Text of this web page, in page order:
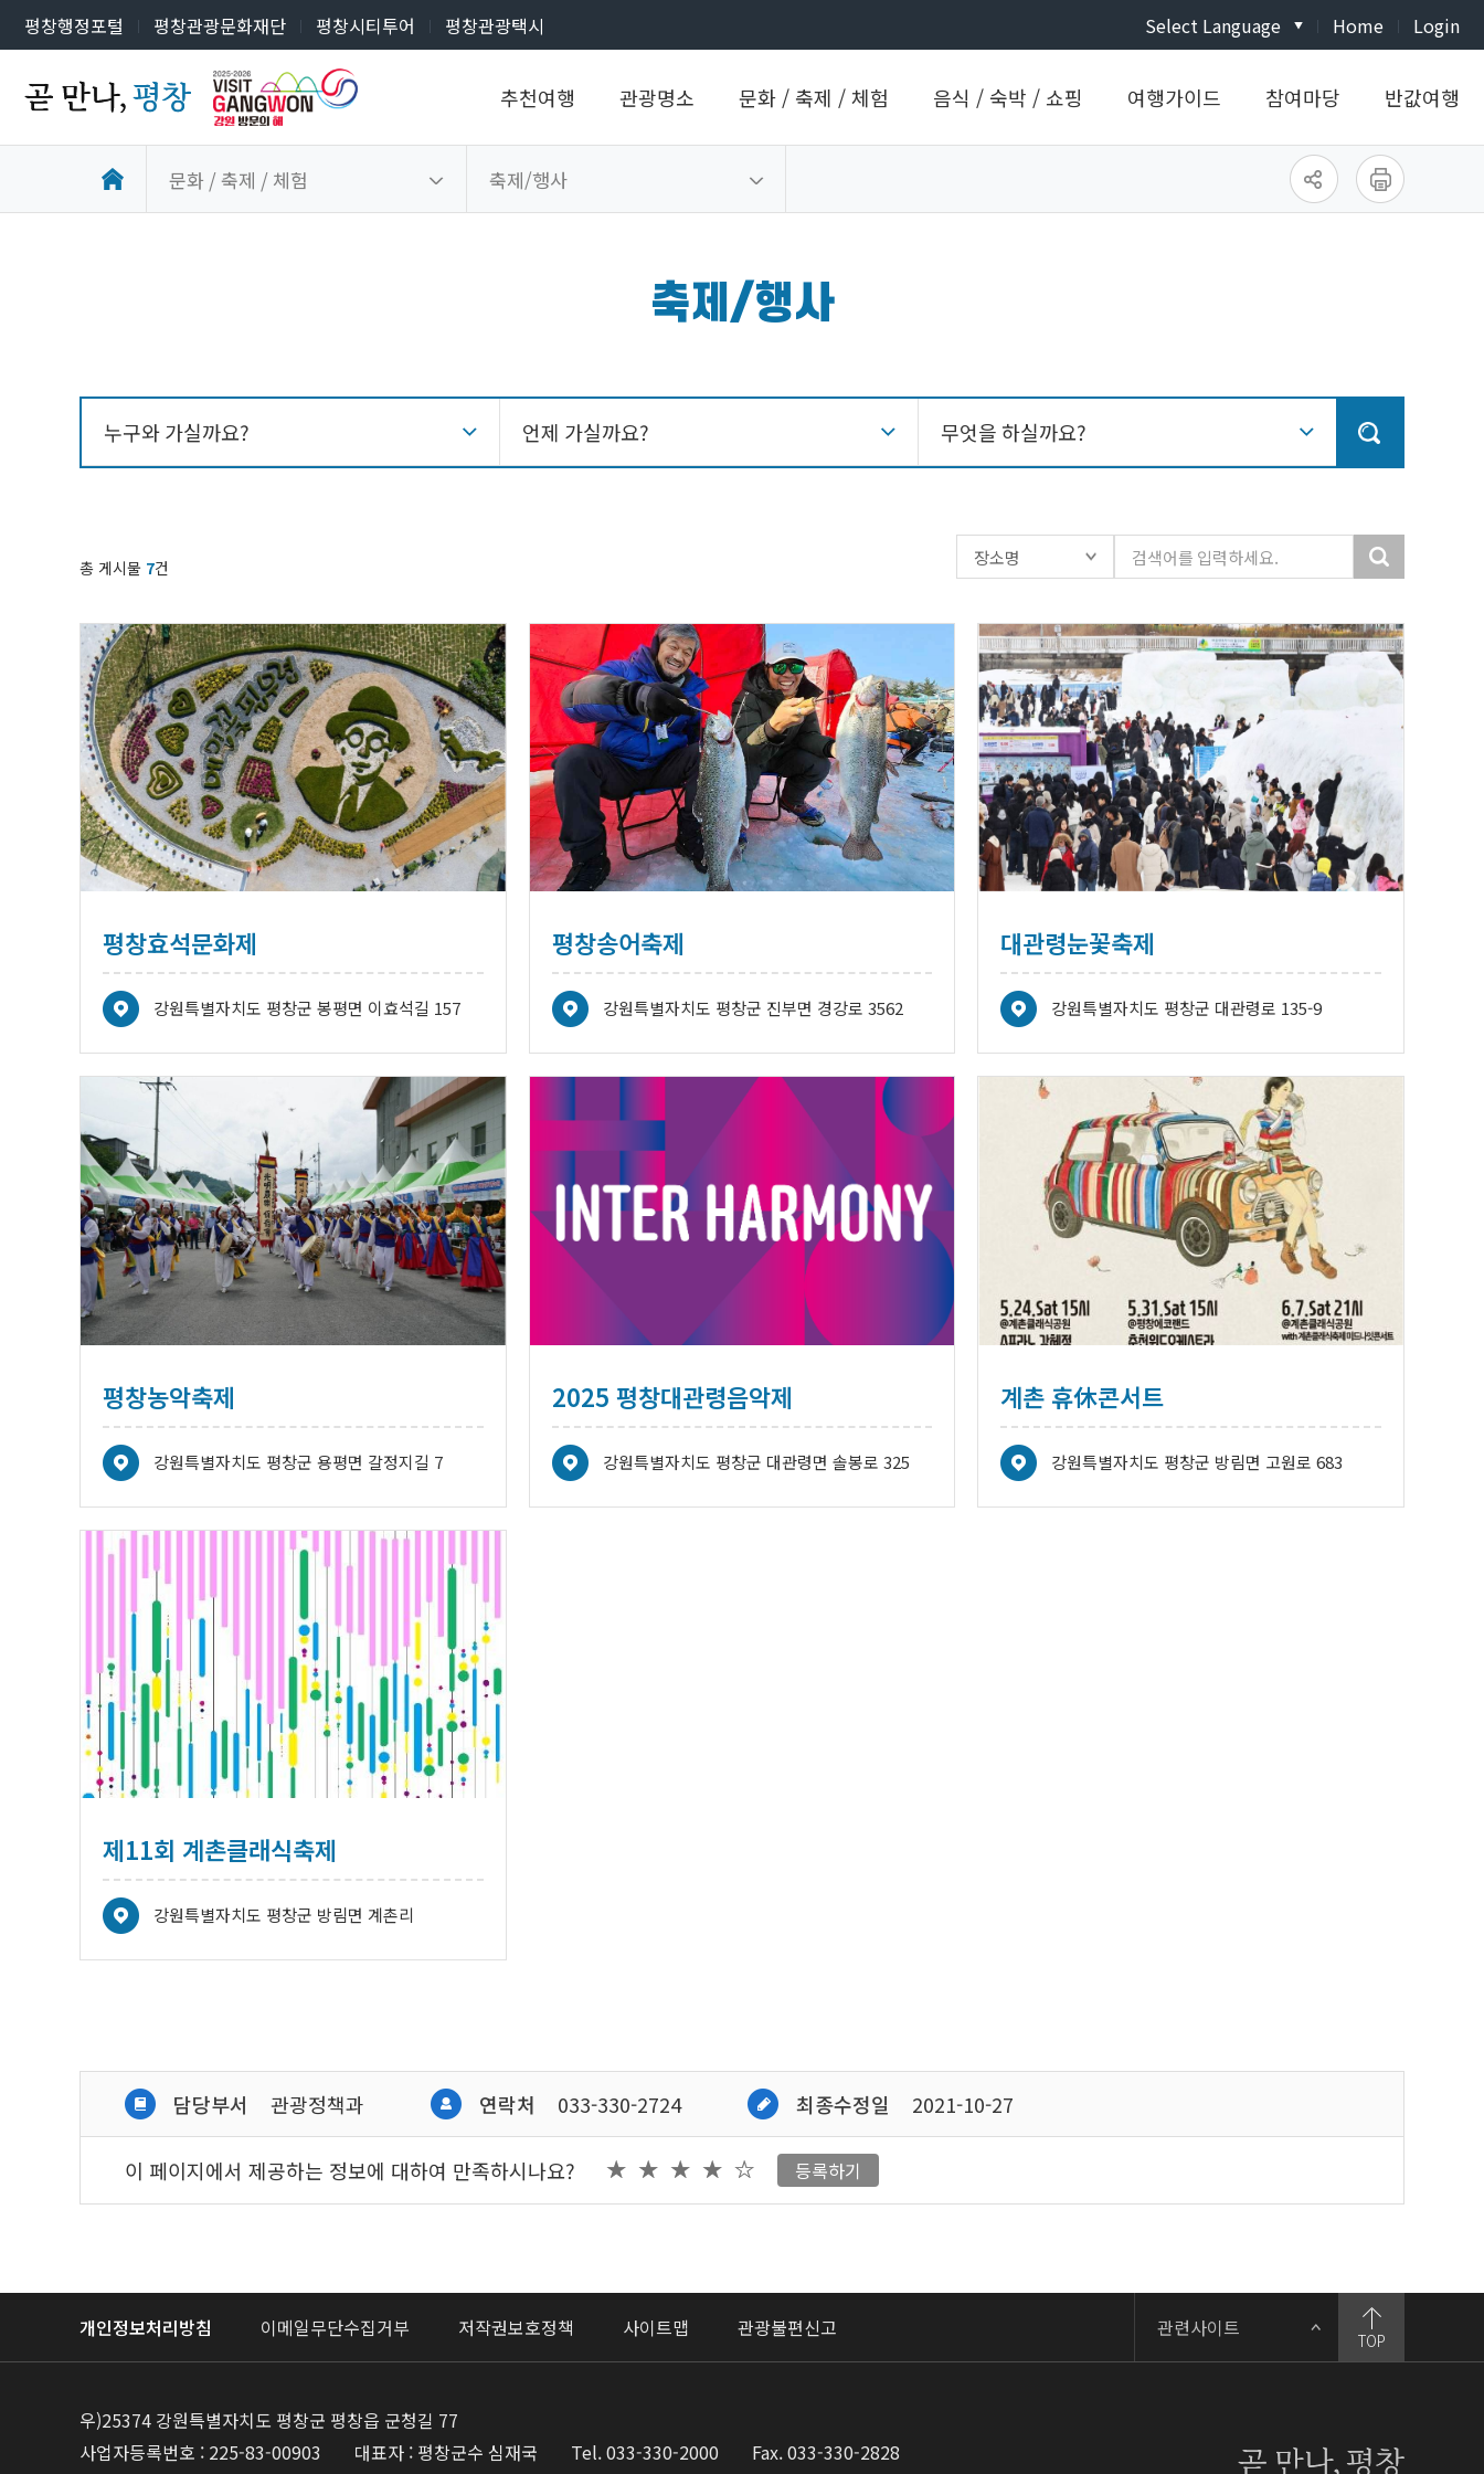
평창행정포털 평창관광문화재단 평창시티투어 평창관광택시 Select Language ▼ Home Login
추천여행 관광명소 문화 / 축제 / 체험 음식 / 숙박 / 쇼핑 여행가이드 참여마당 반값여행
문화 / 축제 / 체험 축제/행사
축제/행사
누구와 가실까요? 언제 가실까요? 무엇을 하실까요?
총 게시물 7건
평창효석문화제
강원특별자치도 평창군 봉평면 이효석길 157
평창송어축제
강원특별자치도 평창군 진부면 경강로 3562
대관령눈꽃축제
강원특별자치도 평창군 대관령로 135-9
평창농악축제
강원특별자치도 평창군 용평면 갈정지길 7
2025 평창대관령음악제
강원특별자치도 평창군 대관령면 솔봉로 325
계촌 휴休콘서트
강원특별자치도 평창군 방림면 고원로 683
제11회 계촌클래식축제
강원특별자치도 평창군 방림면 계촌리
담당부서 관광정책과 연락처 033-330-2724 최종수정일 2021-10-27
이 페이지에서 제공하는 정보에 대하여 만족하시나요? 등록하기
개인정보처리방침 이메일무단수집거부 저작권보호정책 사이트맵 관광불편신고 관련사이트 TOP
우)25374 강원특별자치도 평창군 평창읍 군청길 77
사업자등록번호 : 225-83-00903
대표자 : 평창군수 심재국 Tel. 033-330-2000 Fax. 033-330-2828